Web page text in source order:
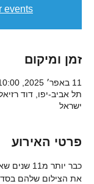
events
זמן ומיקום
11 באפר׳ 2025, 10:00 – 12:30 GMT‎+3‎
ישראל
פרטי האירוע
כבר יותר
את הצילום שלהם